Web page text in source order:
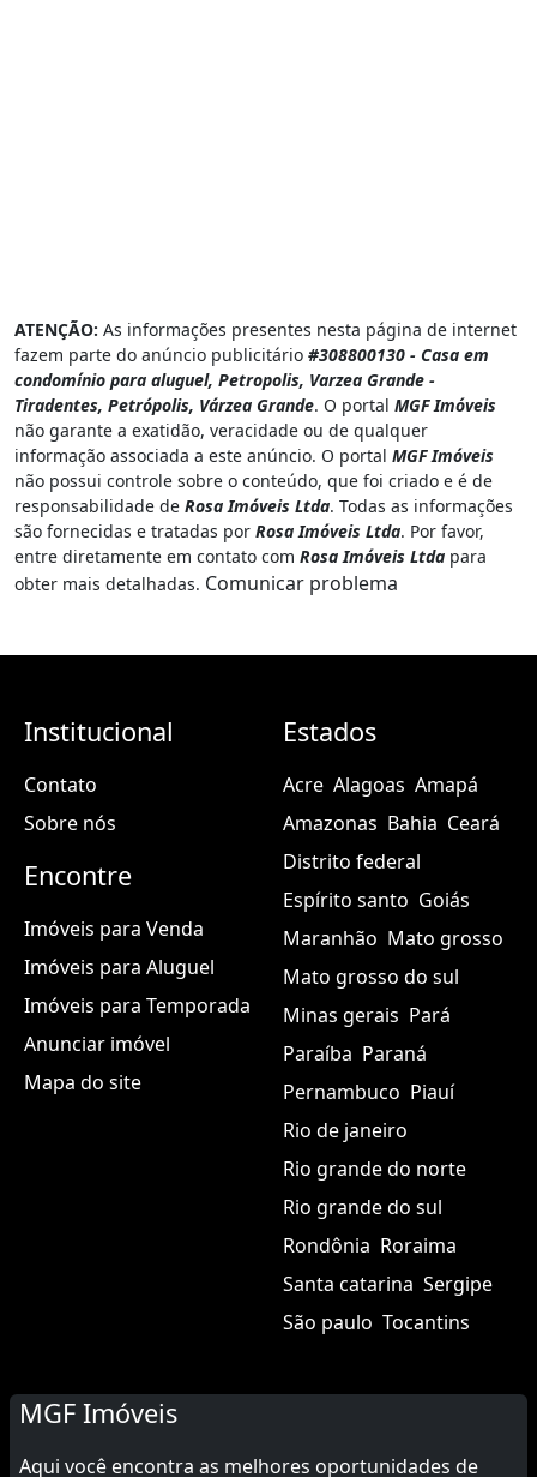
ATENÇÃO: As informações presentes nesta página de internet
fazem parte do anúncio publicitário #308800130 - Casa em
condomínio para aluguel, Petropolis, Varzea Grande -
Tiradentes, Petrópolis, Várzea Grande. O portal MGF Imóveis
não garante a exatidão, veracidade ou de qualquer
informação associada a este anúncio. O portal MGF Imóveis
não possui controle sobre o conteúdo, que foi criado e é de
responsabilidade de Rosa Imóveis Ltda. Todas as informações
são fornecidas e tratadas por Rosa Imóveis Ltda. Por favor,
entre diretamente em contato com Rosa Imóveis Ltda para
obter mais detalhadas. Comunicar problema
Institucional
Contato
Sobre nós
Encontre
Imóveis para Venda
Imóveis para Aluguel
Imóveis para Temporada
Anunciar imóvel
Mapa do site
Estados
Acre Alagoas Amapá
Amazonas Bahia Ceará
Distrito federal
Espírito santo Goiás
Maranhão Mato grosso
Mato grosso do sul
Minas gerais Pará
Paraíba Paraná
Pernambuco Piauí
Rio de janeiro
Rio grande do norte
Rio grande do sul
Rondônia Roraima
Santa catarina Sergipe
São paulo Tocantins
MGF Imóveis
Aqui você encontra as melhores oportunidades de